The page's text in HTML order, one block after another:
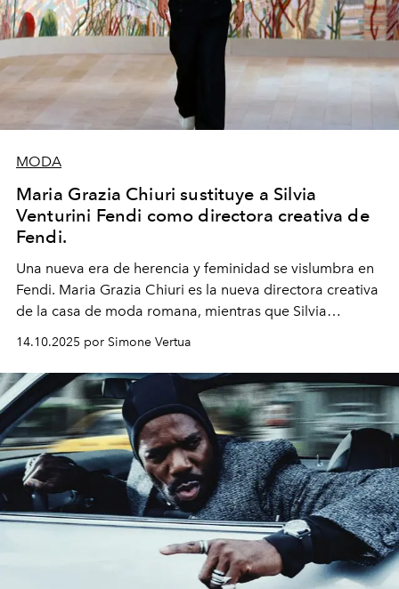
MODA
Maria Grazia Chiuri sustituye a Silvia
Venturini Fendi como directora creativa de
Fendi.
Una nueva era de herencia y feminidad se vislumbra en
Fendi. Maria Grazia Chiuri es la nueva directora creativa
de la casa de moda romana, mientras que Silvia
14.10.2025 por Simone Vertua